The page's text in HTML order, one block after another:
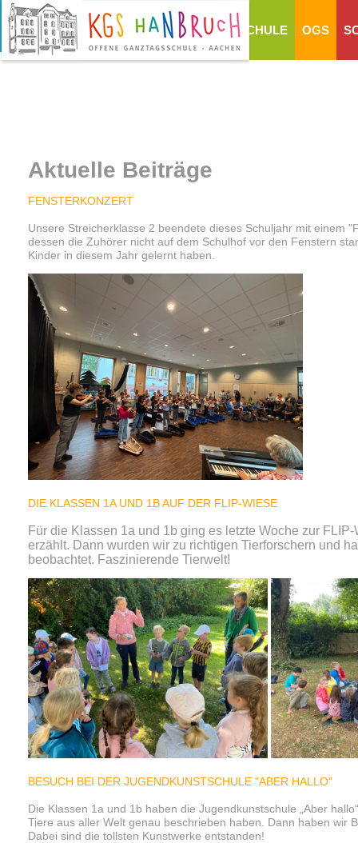
SCHULE OGS
Aktuelle Beiträge
FENSTERKONZERT
Unsere Streicherklasse 2 beendete dieses Schuljahr mit einem
dessen die Zuhörer nicht auf dem Schulhof vor den Fenstern
Kinder in diesem Jahr gelernt haben.
DIE KLASSEN 1A UND 1B AUF DER FLIP-WIESE
Für die Klassen 1a und 1b ging es letzte Woche zur
erzählt. Dann wurden wir zu richtigen Tierforschern und
beobachtet. Faszinierende Tierwelt!
BESUCH BEI DER JUGENDKUNSTSCHULE "ABER HALLO"
Die Klassen 1a und 1b haben die Jugendkunstschule „Aber
Tiere aus aller Welt genau beschrieben haben. Dann haben wir
Dabei sind die tollsten Kunstwerke entstanden!